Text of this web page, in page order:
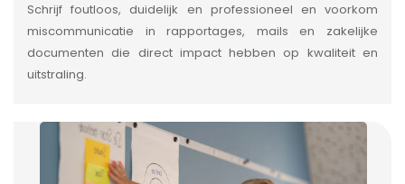
Schrijf foutloos, duidelijk en professioneel en voorkom
miscommunicatie in rapportages, mails en zakelijke
documenten die direct impact hebben op kwaliteit en
uitstraling.